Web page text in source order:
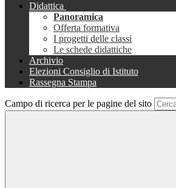
Didattica
Panoramica
Offerta formativa
I progetti delle classi
Le schede didattiche
Archivio
Elezioni Consiglio di Istituto
Rassegna Stampa
Campo di ricerca per le pagine del sito